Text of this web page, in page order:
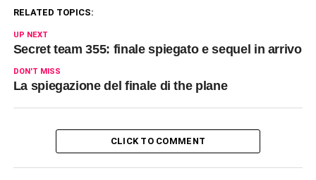
RELATED TOPICS:
UP NEXT
Secret team 355: finale spiegato e sequel in arrivo
DON'T MISS
La spiegazione del finale di the plane
CLICK TO COMMENT